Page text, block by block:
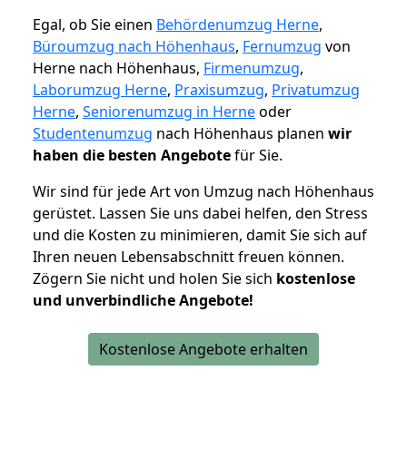
Egal, ob Sie einen Behördenumzug Herne,
Büroumzug nach Höhenhaus, Fernumzug von
Herne nach Höhenhaus, Firmenumzug,
Laborumzug Herne, Praxisumzug, Privatumzug
Herne, Seniorenumzug in Herneoder
Studentenumzug nach Höhenhaus planen wir
haben die besten Angebotefür Sie.
Wir sind für jede Art von Umzug nach Höhenhaus
gerüstet. Lassen Sie uns dabei helfen, den Stress
und die Kosten zu minimieren, damit Sie sich auf
Ihren neuen Lebensabschnitt freuen können.
Zögern Sie nicht und holen Sie sich kostenlose
und unverbindliche Angebote!
Kostenlose Angebote erhalten